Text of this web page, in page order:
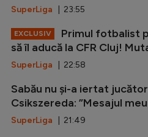
SuperLiga | 23:55
EXCLUSIV
Primul fotbalist
să îl aducă la CFR Cluj!
SuperLiga | 22:58
Sabău nu și-a iertat
Csikszereda: ”Mesajul
SuperLiga | 21:49